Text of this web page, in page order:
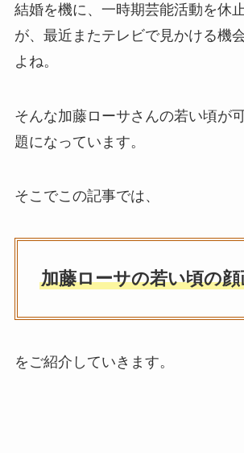
結婚を機に、一時期芸能活動を休
が、最近またテレビで見かける機
よね。
そんな加藤ローサさんの若い頃が
題になっています。
そこでこの記事では、
加藤ローサの若い頃の顔
をご紹介していきます。